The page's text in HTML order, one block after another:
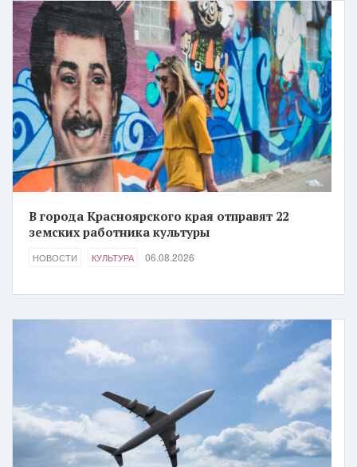
В города Красноярского края отправят 22
земских работника культуры
НОВОСТИ КУЛЬТУРА 06.08.2026